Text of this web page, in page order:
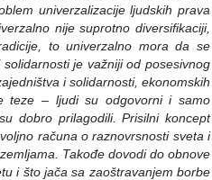
univerzalizacije ljudskih prava
nije suprotno diversifikaciji,
to univerzalno mora da se
je važniji od posesivnog
i solidarnosti, ekonomskih
teze – ljudi su odgovorni i samo
dobro prilagodili. Prisilni koncept
računa o raznovrsnosti sveta i
Takođe dovodi do obnove
i što jača sa zaoštravanjem borbe